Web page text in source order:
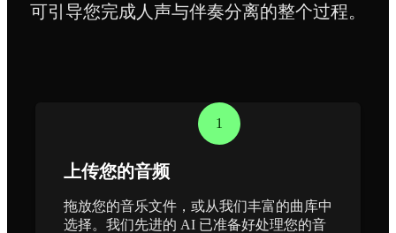
可引导您完成人声与伴奏分离的整个过程。
1
上传您的音频
拖放您的音乐文件，或从我们丰富的曲库中
选择。我们先进的 AI 已准备好处理您的音